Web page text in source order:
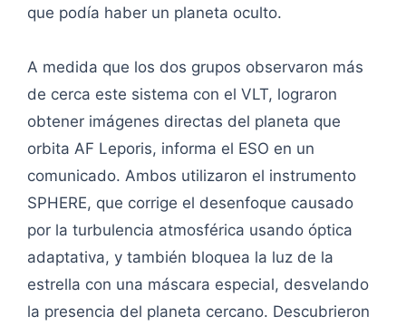
que podía haber un planeta oculto.
A medida que los dos grupos observaron más
de cerca este sistema con el VLT, lograron
obtener imágenes directas del planeta que
orbita AF Leporis, informa el ESO en un
comunicado. Ambos utilizaron el instrumento
SPHERE, que corrige el desenfoque causado
por la turbulencia atmosférica usando óptica
adaptativa, y también bloquea la luz de la
estrella con una máscara especial, desvelando
la presencia del planeta cercano. Descubrieron